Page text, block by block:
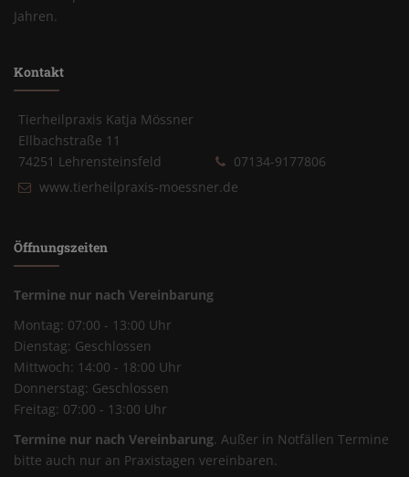
Jahren.
Kontakt
Tierheilpraxis Katja Mössner
Ellbachstraße 11
74251 Lehrensteinsfeld
07134-9177806
www.tierheilpraxis-moessner.de
Öffnungszeiten
Termine nur nach Vereinbarung
Montag: 07:00 - 13:00 Uhr
Dienstag: Geschlossen
Mittwoch: 14:00 - 18:00 Uhr
Donnerstag: Geschlossen
Freitag: 07:00 - 13:00 Uhr
Termine nur nach Vereinbarung. Außer in Notfällen Termine
bitte auch nur an Praxistagen vereinbaren.